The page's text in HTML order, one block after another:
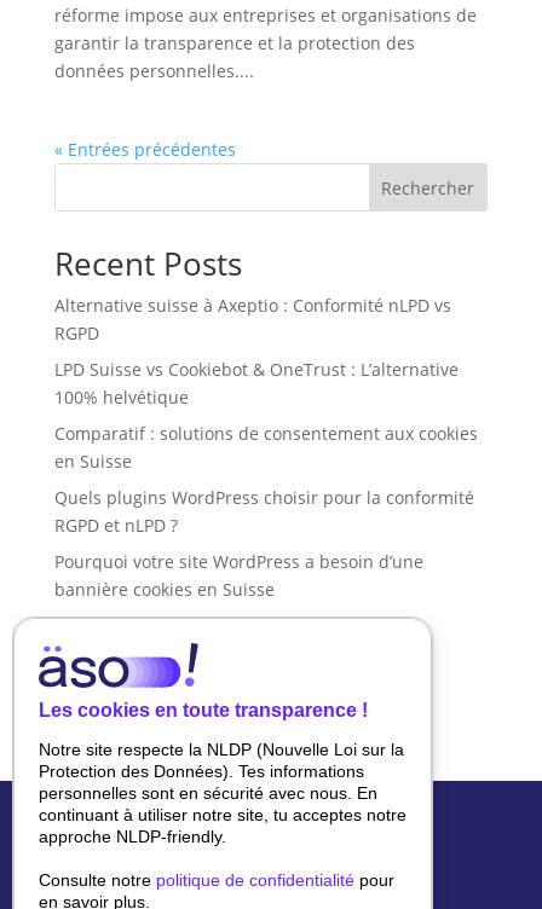
Les cookies en toute transparence !
Notre site respecte la NLDP (Nouvelle Loi sur la
Protection des Données). Tes informations
personnelles sont en sécurité avec nous. En
continuant à utiliser notre site, tu acceptes notre
approche NLDP-friendly.
Consulte notre politique de confidentialité pour
en savoir plus.
réforme impose aux entreprises et organisations de
garantir la transparence et la protection des
données personnelles....
« Entrées précédentes
Rechercher
Recent Posts
Alternative suisse à Axeptio : Conformité nLPD vs
RGPD
LPD Suisse vs Cookiebot & OneTrust : L’alternative
100% helvétique
Comparatif : solutions de consentement aux cookies
en Suisse
Quels plugins WordPress choisir pour la conformité
RGPD et nLPD ?
Pourquoi votre site WordPress a besoin d’une
bannière cookies en Suisse
Recent Comments
Aucun commentaire à afficher.